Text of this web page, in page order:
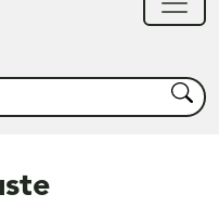
Buscar